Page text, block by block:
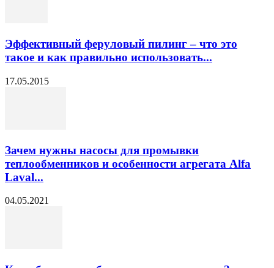
Эффективный феруловый пилинг – что это
такое и как правильно использовать...
17.05.2015
Зачем нужны насосы для промывки
теплообменников и особенности агрегата Alfa
Laval...
04.05.2021